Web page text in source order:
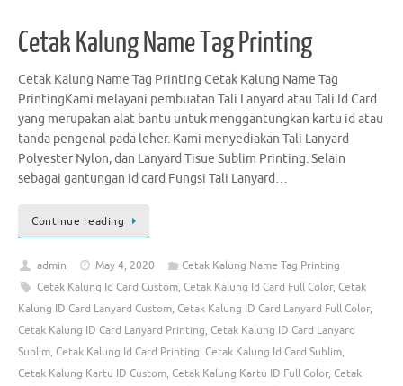
Cetak Kalung Name Tag Printing
Cetak Kalung Name Tag Printing Cetak Kalung Name Tag
PrintingKami melayani pembuatan Tali Lanyard atau Tali Id Card
yang merupakan alat bantu untuk menggantungkan kartu id atau
tanda pengenal pada leher. Kami menyediakan Tali Lanyard
Polyester Nylon, dan Lanyard Tisue Sublim Printing. Selain
sebagai gantungan id card Fungsi Tali Lanyard…
Continue reading
admin May 4, 2020
Cetak Kalung Name Tag Printing
Cetak Kalung Id Card Custom, Cetak Kalung Id Card Full Color, Cetak
Kalung ID Card Lanyard Custom, Cetak Kalung ID Card Lanyard Full Color,
Cetak Kalung ID Card Lanyard Printing, Cetak Kalung ID Card Lanyard
Sublim, Cetak Kalung Id Card Printing, Cetak Kalung Id Card Sublim,
Cetak Kalung Kartu ID Custom, Cetak Kalung Kartu ID Full Color, Cetak